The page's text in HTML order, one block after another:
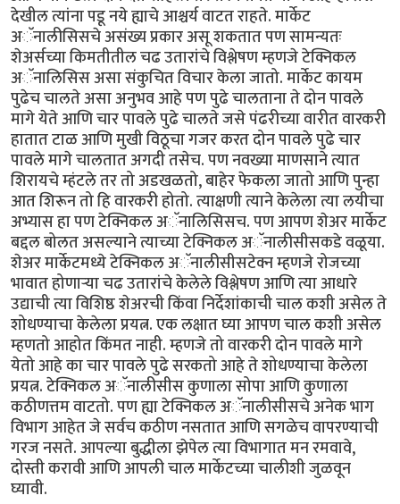
देखील त्यांना पडू नये ह्याचे आश्चर्य वाटत राहते. मार्केट
अॅनालीसिसचे असंख्य प्रकार असू शकतात पण सामन्यतः
शेअर्सच्या किमतीतील चढ उतारांचे विश्लेषण म्हणजे टेक्निकल
अॅनालिसिस असा संकुचित विचार केला जातो. मार्केट कायम
पुढेच चालते असा अनुभव आहे पण पुढे चालताना ते दोन पावले
मागे येते आणि चार पावले पुढे चालते जसे पंढरीच्या वारीत वारकरी
हातात टाळ आणि मुखी विठूचा गजर करत दोन पावले पुढे चार
पावले मागे चालतात अगदी तसेच. पण नवख्या माणसाने त्यात
शिरायचे म्हंटले तर तो अडखळतो, बाहेर फेकला जातो आणि पुन्हा
आत शिरून तो हि वारकरी होतो. त्याक्षणी त्याने केलेला त्या लयीचा
अभ्यास हा पण टेक्निकल अॅनालिसिसच. पण आपण शेअर मार्केट
बद्दल बोलत असल्याने त्याच्या टेक्निकल अॅनालीसीसकडे वळूया.
शेअर मार्केटमध्ये टेक्निकल अॅनालीसीसटेक्न म्हणजे रोजच्या
भावात होणाऱ्या चढ उतारांचे केलेले विश्लेषण आणि त्या आधारे
उद्याची त्या विशिष्ठ शेअरची किंवा निर्देशांकाची चाल कशी असेल ते
शोधण्याचा केलेला प्रयत्न. एक लक्षात घ्या आपण चाल कशी असेल
म्हणतो आहोत किंमत नाही. म्हणजे तो वारकरी दोन पावले मागे
येतो आहे का चार पावले पुढे सरकतो आहे ते शोधण्याचा केलेला
प्रयत्न. टेक्निकल अॅनालीसीस कुणाला सोपा आणि कुणाला
कठीणत्तम वाटतो. पण ह्या टेक्निकल अॅनालीसीसचे अनेक भाग
विभाग आहेत जे सर्वच कठीण नसतात आणि सगळेच वापरण्याची
गरज नसते. आपल्या बुद्धीला झेपेल त्या विभागात मन रमवावे,
दोस्ती करावी आणि आपली चाल मार्केटच्या चालीशी जुळवून
घ्यावी.